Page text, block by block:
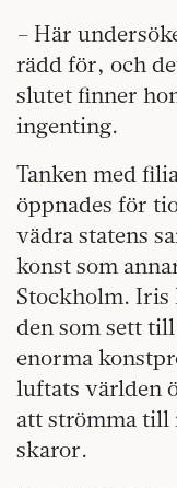
– Här
rädd för, och
slutet finner
ingenting.
Tanken med
öppnades för
vädra statens
konst som
Stockholm. Iris
den som sett
enorma
luftats världen
att strömma till
skaror.